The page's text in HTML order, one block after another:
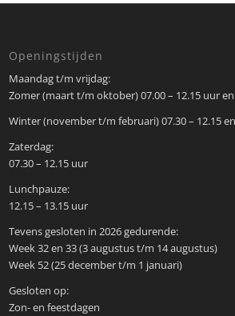
Openingstijden
Maandag t/m vrijdag:
Zomer (maart t/m oktober) 07.00 – 12.15 uur
Winter (november t/m februari) 07.30 – 12.15
Zaterdag:
07.30 – 12.15 uur
Lunchpauze:
12.15 – 13.15 uur
Tevens gesloten in 2026 gedurende:
Week 32 en 33 (3 augustus t/m 14 augustus)
Week 52 (25 december t/m 1 januari)
Gesloten op:
Zon- en feestdagen